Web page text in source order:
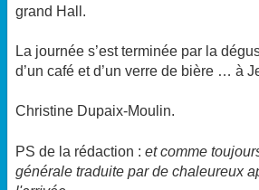
grand Hall.
La journée s’est terminée par la
d’un café et d’un verre de bière … à
Christine Dupaix-Moulin.
PS de la rédaction : et comme
générale traduite par de chaleureux